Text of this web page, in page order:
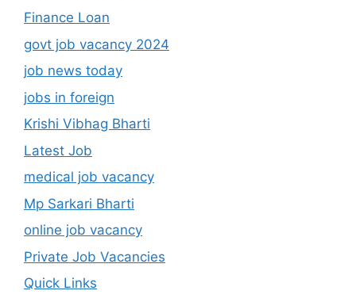
Finance Loan
govt job vacancy 2024
job news today
jobs in foreign
Krishi Vibhag Bharti
Latest Job
medical job vacancy
Mp Sarkari Bharti
online job vacancy
Private Job Vacancies
Quick Links